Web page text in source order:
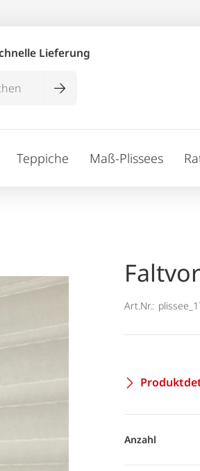
Lieferung
Teppiche Maß-Plissees
Art.Nr.:
Anzahl